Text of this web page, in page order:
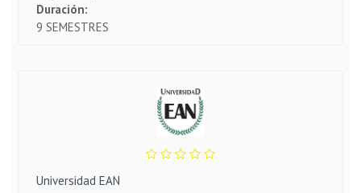
Duración:
9 SEMESTRES
Universidad EAN